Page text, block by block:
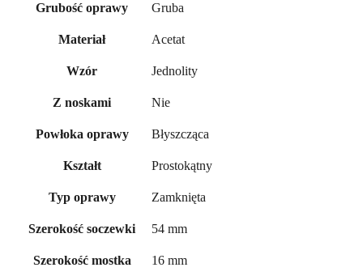
Grubość oprawy Gruba
Materiał Acetat
Wzór Jednolity
Z noskami Nie
Powłoka oprawy Błyszcząca
Kształt Prostokątny
Typ oprawy Zamknięta
Szerokość soczewki 54 mm
Szerokość mostka 16 mm